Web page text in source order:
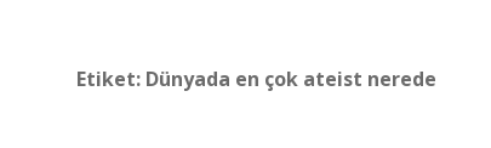
Etiket: Dünyada en çok ateist nerede